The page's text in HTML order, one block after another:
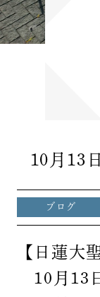
10月13
ブログ
【日蓮大
10月13